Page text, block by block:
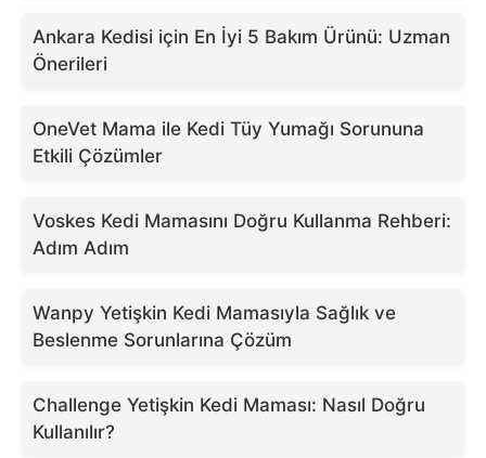
Ankara Kedisi için En İyi 5 Bakım Ürünü: Uzman
Önerileri
OneVet Mama ile Kedi Tüy Yumağı Sorununa
Etkili Çözümler
Voskes Kedi Mamasını Doğru Kullanma Rehberi:
Adım Adım
Wanpy Yetişkin Kedi Mamasıyla Sağlık ve
Beslenme Sorunlarına Çözüm
Challenge Yetişkin Kedi Maması: Nasıl Doğru
Kullanılır?